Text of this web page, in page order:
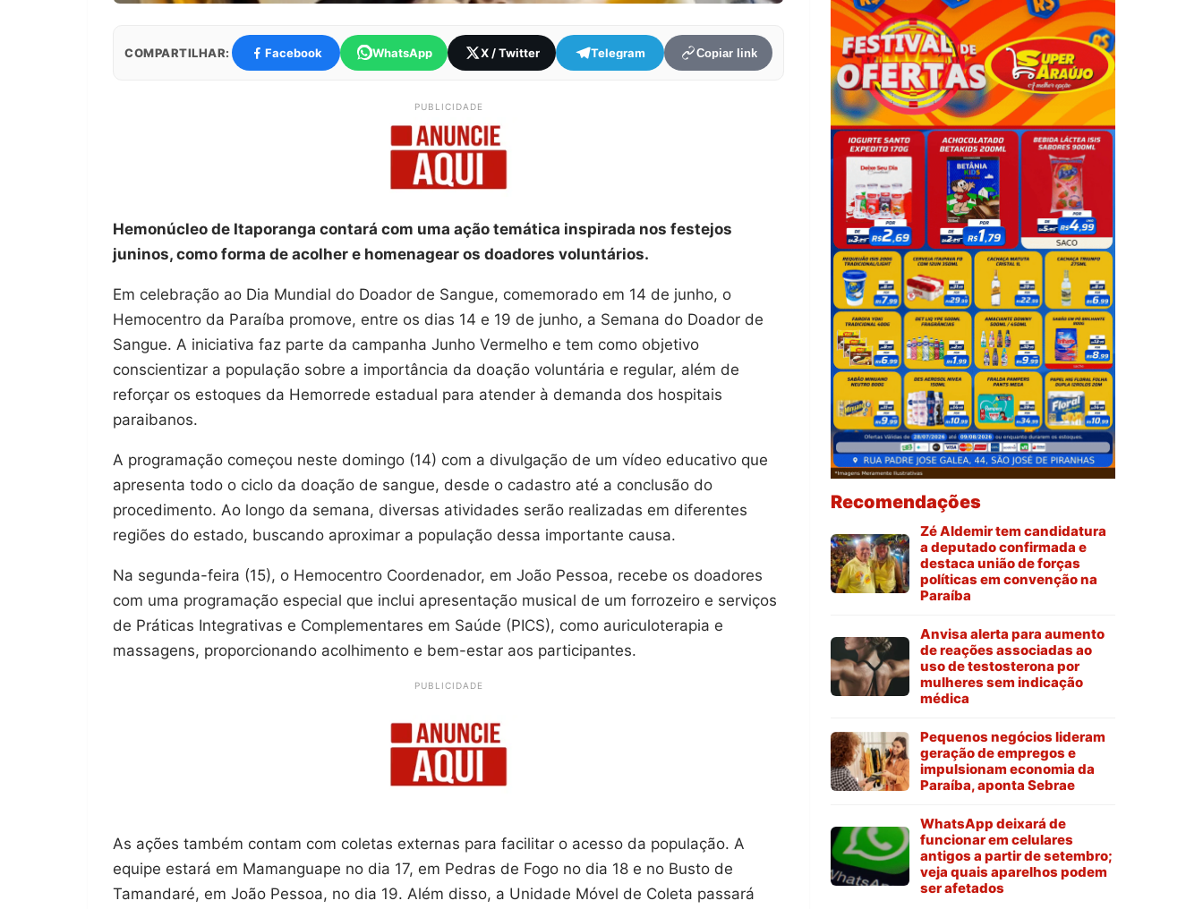
COMPARTILHAR: Facebook WhatsApp X / Twitter Telegram Copiar link
PUBLICIDADE
Hemonúcleo de Itaporanga contará com uma ação temática inspirada nos festejos
juninos, como forma de acolher e homenagear os doadores voluntários.
Em celebração ao Dia Mundial do Doador de Sangue, comemorado em 14 de junho, o
Hemocentro da Paraíba promove, entre os dias 14 e 19 de junho, a Semana do Doador de
Sangue. A iniciativa faz parte da campanha Junho Vermelho e tem como objetivo
conscientizar a população sobre a importância da doação voluntária e regular, além de
reforçar os estoques da Hemorrede estadual para atender à demanda dos hospitais
paraibanos.
A programação começou neste domingo (14) com a divulgação de um vídeo educativo que
apresenta todo o ciclo da doação de sangue, desde o cadastro até a conclusão do
procedimento. Ao longo da semana, diversas atividades serão realizadas em diferentes
regiões do estado, buscando aproximar a população dessa importante causa.
Na segunda-feira (15), o Hemocentro Coordenador, em João Pessoa, recebe os doadores
com uma programação especial que inclui apresentação musical de um forrozeiro e serviços
de Práticas Integrativas e Complementares em Saúde (PICS), como auriculoterapia e
massagens, proporcionando acolhimento e bem-estar aos participantes.
PUBLICIDADE
As ações também contam com coletas externas para facilitar o acesso da população. A
equipe estará em Mamanguape no dia 17, em Pedras de Fogo no dia 18 e no Busto de
Tamandaré, em João Pessoa, no dia 19. Além disso, a Unidade Móvel de Coleta passará
Recomendações
Zé Aldemir tem candidatura
a deputado confirmada e
destaca união de forças
políticas em convenção na
Paraíba
Anvisa alerta para aumento
de reações associadas ao
uso de testosterona por
mulheres sem indicação
médica
Pequenos negócios lideram
geração de empregos e
impulsionam economia da
Paraíba, aponta Sebrae
WhatsApp deixará de
funcionar em celulares
antigos a partir de setembro;
veja quais aparelhos podem
ser afetados